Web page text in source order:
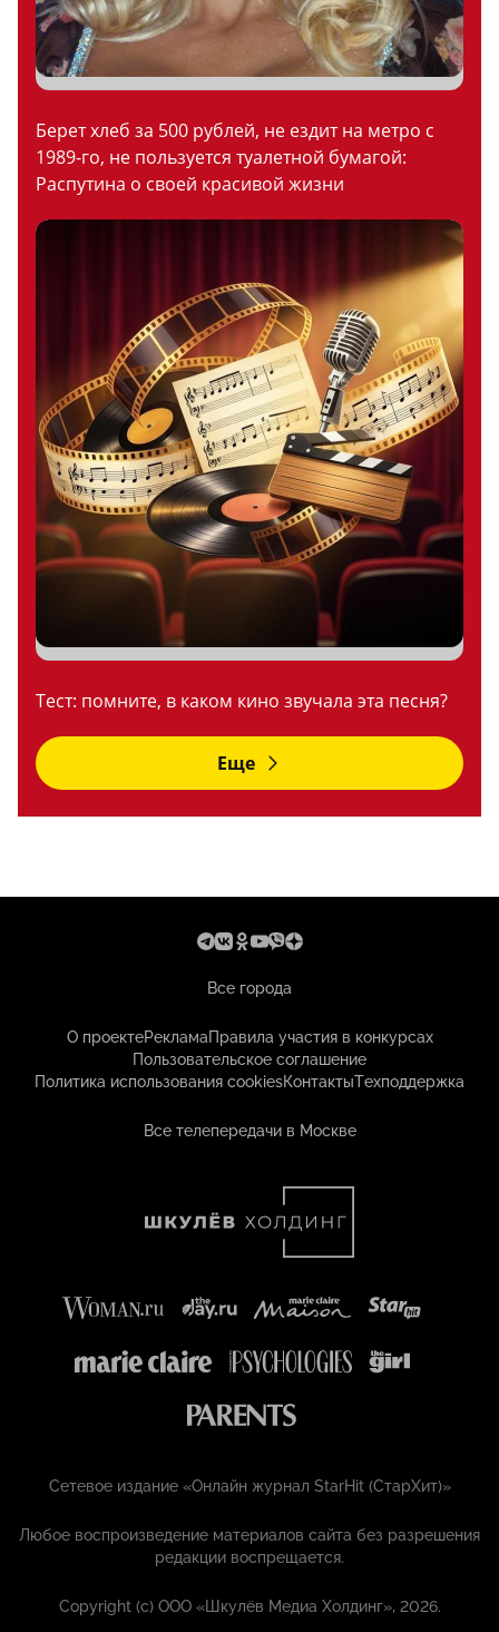
Берет хлеб за 500 рублей, не ездит на метро с
1989-го, не пользуется туалетной бумагой:
Распутина о своей красивой жизни
Тест: помните, в каком кино звучала эта песня?
Еще
Все города
О проектеРекламаПравила участия в конкурсах
Пользовательское соглашение
Политика использования cookiesКонтактыТехподдержка
Все телепередачи в Москве
Сетевое издание «Онлайн журнал StarHit (СтарХит)»
Любое воспроизведение материалов сайта без разрешения
редакции воспрещается.
Copyright (с) ООО «Шкулёв Медиа Холдинг», 2026.